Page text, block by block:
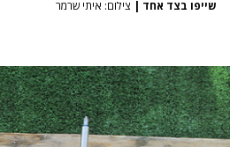
שייפו בצד אחד | צילום: איתי שרמר